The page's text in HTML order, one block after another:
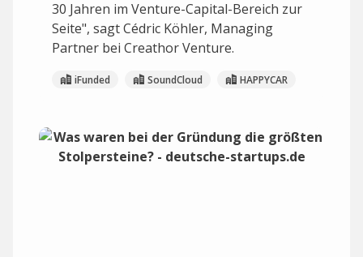
30 Jahren im Venture-Capital-Bereich zur
Seite", sagt Cédric Köhler, Managing
Partner bei Creathor Venture.
iFunded SoundCloud HAPPYCAR